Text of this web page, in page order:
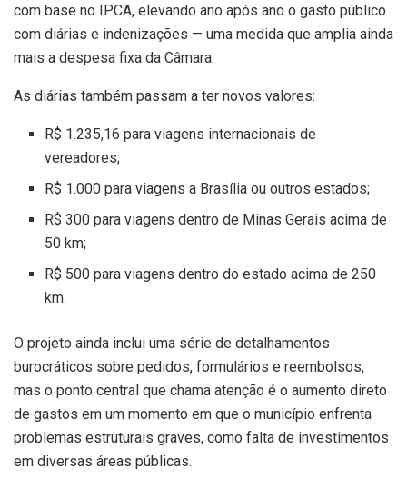
com base no IPCA, elevando ano após ano o gasto público
com diárias e indenizações — uma medida que amplia ainda
mais a despesa fixa da Câmara.
As diárias também passam a ter novos valores:
R$ 1.235,16 para viagens internacionais de
vereadores;
R$ 1.000 para viagens a Brasília ou outros estados;
R$ 300 para viagens dentro de Minas Gerais acima de
50 km;
R$ 500 para viagens dentro do estado acima de 250
km.
O projeto ainda inclui uma série de detalhamentos
burocráticos sobre pedidos, formulários e reembolsos,
mas o ponto central que chama atenção é o aumento direto
de gastos em um momento em que o município enfrenta
problemas estruturais graves, como falta de investimentos
em diversas áreas públicas.